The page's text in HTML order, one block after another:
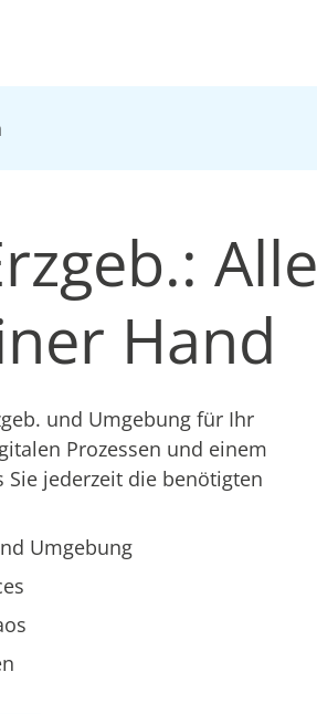
Alle
Hand
und Umgebung für Ihr
Prozessen und einem
jederzeit die benötigten
Umgebung